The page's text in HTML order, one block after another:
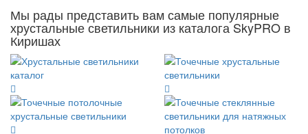
Мы рады представить вам самые популярные
хрустальные светильники из каталога SkyPRO в
Киришах